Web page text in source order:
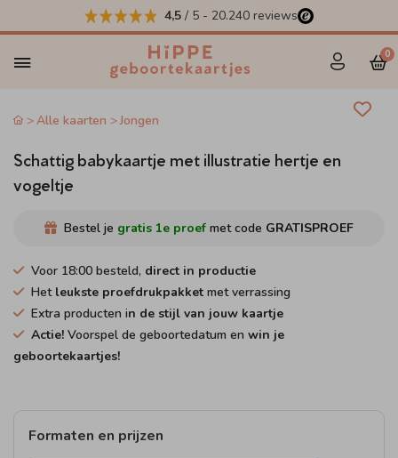
4,5 / 5 - 20.240 reviews
0
Alle kaarten Jongen
Schattig babykaartje met illustratie hertje en
vogeltje
Bestel je gratis 1e proef met code GRATISPROEF
Voor 18:00 besteld, direct in productie
Het leukste proefdrukpakket met verrassing
Extra producten in de stijl van jouw kaartje
Actie! Voorspel de geboortedatum en win je
geboortekaartjes!
Formaten en prijzen